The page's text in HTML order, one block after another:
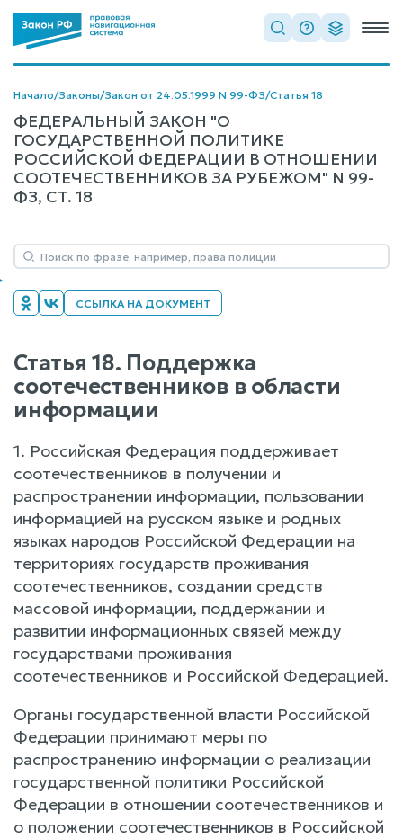
Начало/Законы/Закон от 24.05.1999 N 99-ФЗ/Статья 18
ФЕДЕРАЛЬНЫЙ ЗАКОН "О
ГОСУДАРСТВЕННОЙ ПОЛИТИКЕ
РОССИЙСКОЙ ФЕДЕРАЦИИ В ОТНОШЕНИИ
СООТЕЧЕСТВЕННИКОВ ЗА РУБЕЖОМ" N 99-
ФЗ, СТ. 18
ССЫЛКА НА ДОКУМЕНТ
Статья 18. Поддержка
соотечественников в области
информации
1. Российская Федерация поддерживает
соотечественников в получении и
распространении информации, пользовании
информацией на русском языке и родных
языках народов Российской Федерации на
территориях государств проживания
соотечественников, создании средств
массовой информации, поддержании и
развитии информационных связей между
государствами проживания
соотечественников и Российской Федерацией.
Органы государственной власти Российской
Федерации принимают меры по
распространению информации о реализации
государственной политики Российской
Федерации в отношении соотечественников и
о положении соотечественников в Российской